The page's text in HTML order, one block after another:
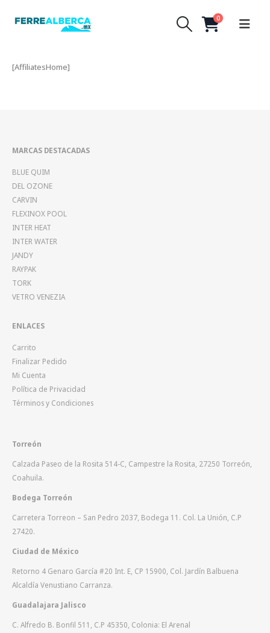
0
[AffiliatesHome]
MARCAS DESTACADAS
BLUE QUIM
DEL OZONE
CARVIN
FLEXINOX POOL
INTER HEAT
INTER WATER
JANDY
RAYPAK
TORK
VETRO VENEZIA
ENLACES
Carrito
Finalizar Pedido
Mi Cuenta
Política de Privacidad
Términos y Condiciones
Torreón
Calzada Paseo de la Rosita 514-C, Campestre la Rosita, 27250 Torreón,
Coahuila.
Bodega Torreón
Carretera Torreon – San Pedro 2037, Bodega 11. Col. La Unión, C.P
27420.
Ciudad de México
Retorno 4 Genaro García #20 Int. E, CP 15900, Col. Jardín Balbuena
Alcaldía Venustiano Carranza.
Guadalajara Jalisco
C. Alfredo B. Bonfil 511, C.P 45350, Colonia: El Arenal